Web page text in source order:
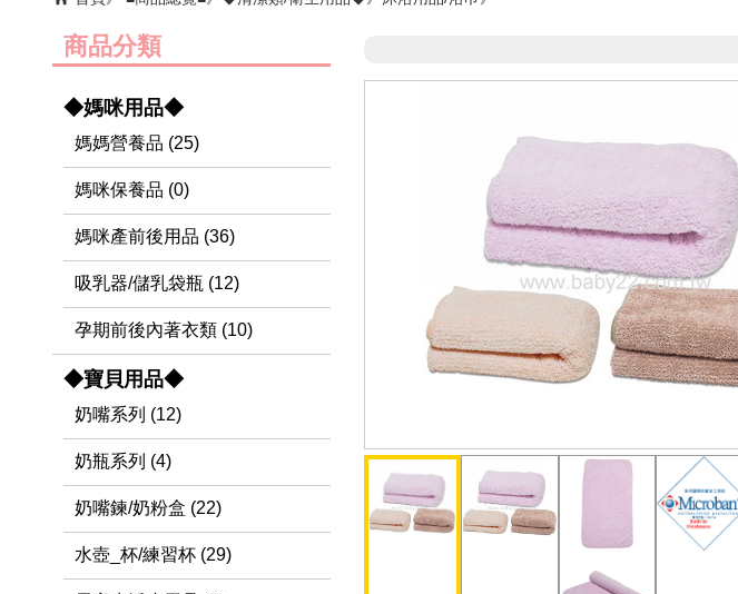
商品分類
◆媽咪用品◆
媽媽營養品 (25)
媽咪保養品 (0)
媽咪產前後用品 (36)
吸乳器/儲乳袋瓶 (12)
孕期前後內著衣類 (10)
◆寶貝用品◆
奶嘴系列 (12)
奶瓶系列 (4)
奶嘴鍊/奶粉盒 (22)
水壺_杯/練習杯 (29)